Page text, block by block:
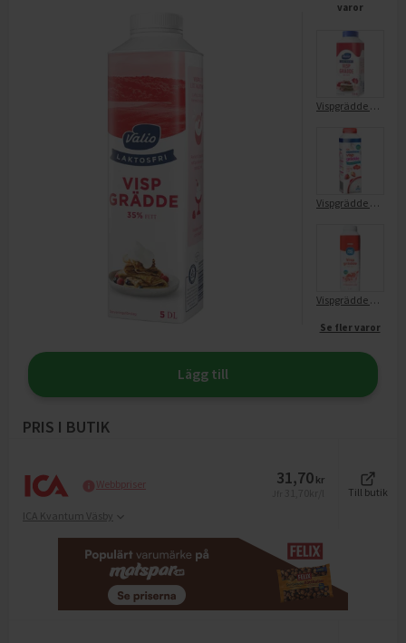
varor
Vispgrädde Laktosfri 35%
Vispgrädde 36% Laktosfri
Vispgrädde 36% Laktosfri
Se fler varor
Lägg till
PRIS I BUTIK
Webbpriser 31,70 kr
Till butik
ICA Kvantum Väsby